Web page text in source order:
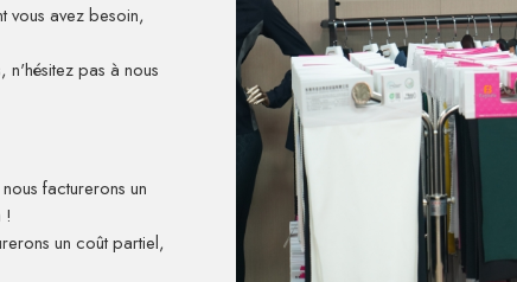
vous avez besoin,
n'hésitez pas à nous
facturerons un
!
un coût partiel,